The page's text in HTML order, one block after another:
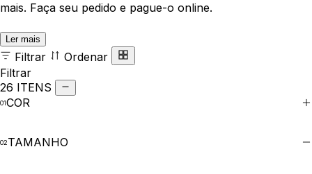
mais. Faça seu pedido e pague-o online.
Ler mais
Filtrar
Ordenar
Filtrar
26 ITENS
COR
TAMANHO